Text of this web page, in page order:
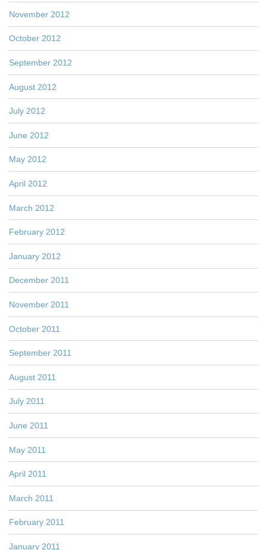
November 2012
October 2012
September 2012
August 2012
July 2012
June 2012
May 2012
April 2012
March 2012
February 2012
January 2012
December 2011
November 2011
October 2011
September 2011
August 2011
July 2011
June 2011
May 2011
April 2011
March 2011
February 2011
January 2011